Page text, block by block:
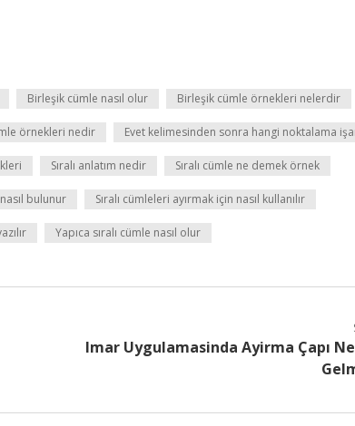
Birleşik cümle nasıl olur Birleşik cümle örnekleri nelerdir
örnekleri nedir Evet kelimesinden sonra hangi noktalama
Sıralı anlatım nedir Sıralı cümle ne demek örnek
bulunur Sıralı cümleleri ayırmak için nasıl kullanılır
Yapıca sıralı cümle nasıl olur
Imar Uygulamasinda Ayirma Çapı